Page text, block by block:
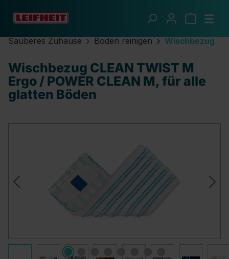
Zum Hauptinhalt springen
Sauberes Zuhause Boden reinigen Wischbezug
Wischbezug CLEAN TWIST M
Ergo / POWER CLEAN M, für alle
glatten Böden